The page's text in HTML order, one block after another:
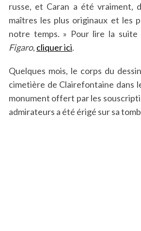
russe, et Caran a été vraiment,
maîtres les plus originaux et les
notre temps. » Pour lire la
Figaro, cliquer ici.
Quelques mois, le corps du
cimetière de Clairefontaine dans
monument offert par les
admirateurs a été érigé sur sa